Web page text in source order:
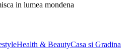
in lumea mondena
Health & BeautyCasa si Gradina